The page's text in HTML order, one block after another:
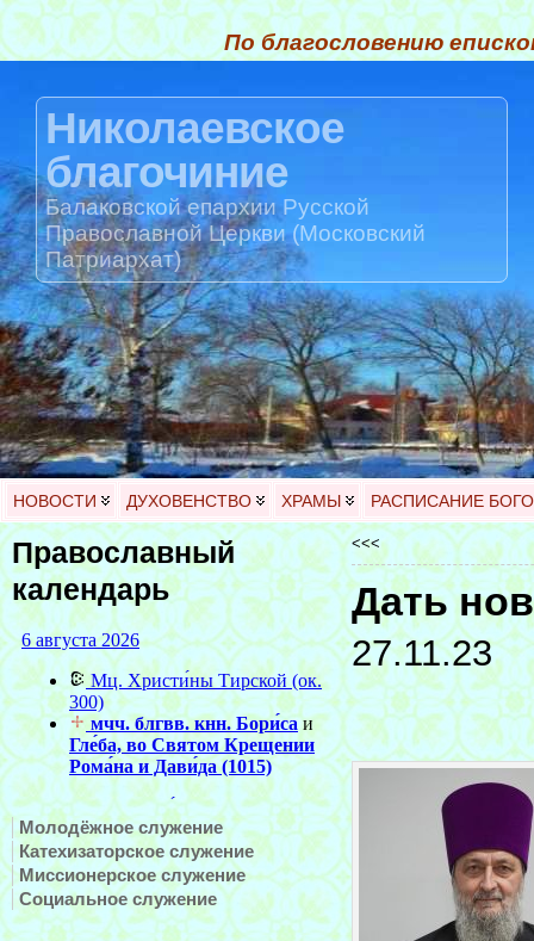
По благословению
Николаевское
благочиние
Балаковской епархии Русской
Православной Церкви (Московский
Патриархат)
НОВОСТИ ДУХОВЕНСТВО ХРАМЫ РАСПИСАНИЕ
Православный
календарь
Молодёжное служение
Катехизаторское служение
Миссионерское служение
Социальное служение
<<<
Дать
27.11.23